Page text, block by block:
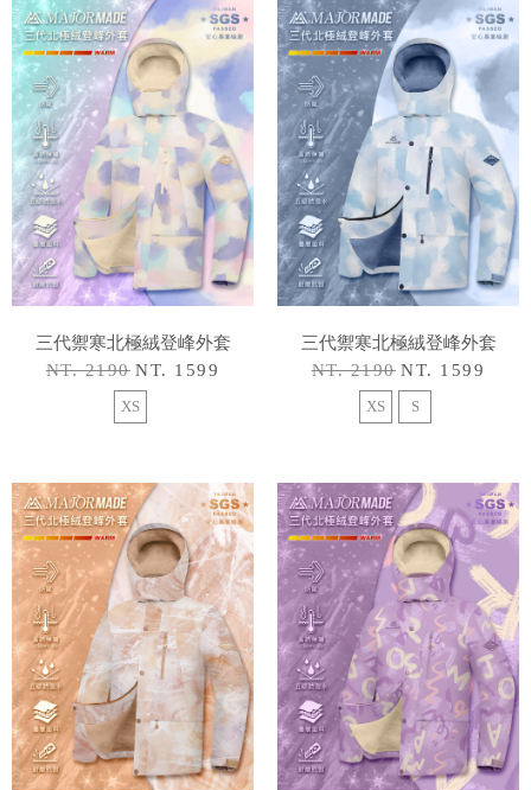
三代禦寒北極絨登峰外套
NT. 2190 NT. 1599
XS
三代禦寒北極絨登峰外套
NT. 2190 NT. 1599
XS S